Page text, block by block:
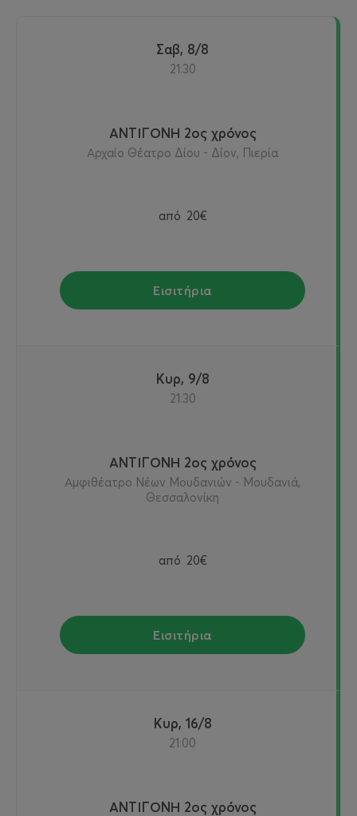
Σαβ, 8/8
21:30
ΑΝΤΙΓΟΝΗ 2ος χρόνος
Αρχαίο Θέατρο Δίου - Δίον, Πιερία
από 20€
Εισιτήρια
Κυρ, 9/8
21:30
ΑΝΤΙΓΟΝΗ 2ος χρόνος
Αμφιθέατρο Νέων Μουδανιών - Μουδανιά,
Θεσσαλονίκη
από 20€
Εισιτήρια
Κυρ, 16/8
21:00
ΑΝΤΙΓΟΝΗ 2ος χρόνος